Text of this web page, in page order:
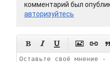
комментарий был
авторизуйтесь
    